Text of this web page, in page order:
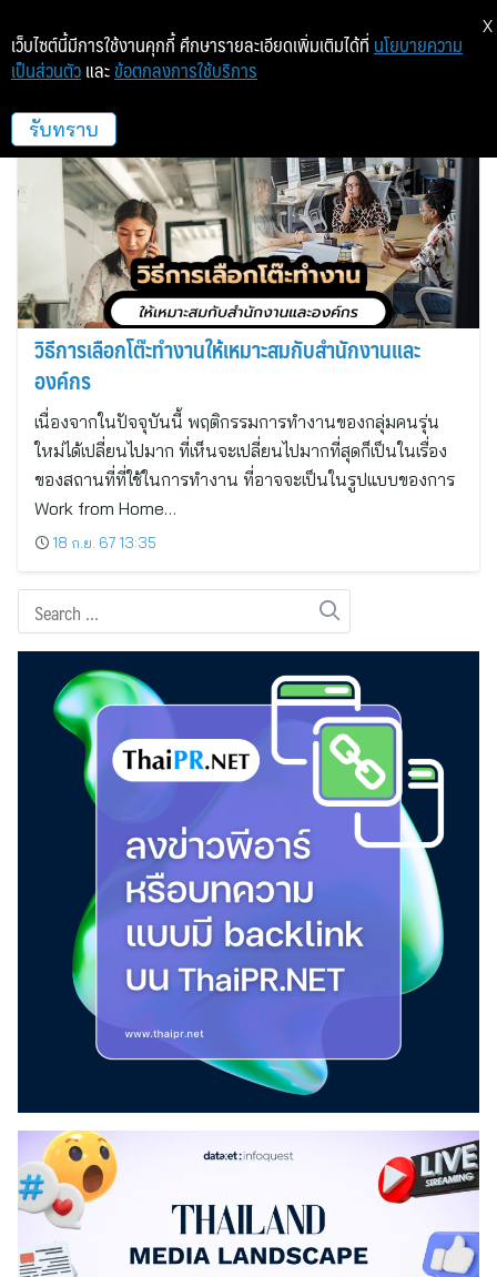
โอฟิซุ
วิธีการเลือกโต๊ะทำงานให้เหมาะสมกับสำนักงานและ
องค์กร
เนื่องจากในปัจจุบันนี้ พฤติกรรมการทำงานของกลุ่มคนรุ่น
ใหม่ได้เปลี่ยนไปมาก ที่เห็นจะเปลี่ยนไปมากที่สุดก็เป็นในเรื่อง
ของสถานที่ที่ใช้ในการทำงาน ที่อาจจะเป็นในรูปแบบของการ
Work from Home…
18 ก.ย. 67 13:35
เว็บไซต์นี้มีการใช้งานคุกกี้ ศึกษารายละเอียดเพิ่มเติมได้ที่ นโยบายความ
เป็นส่วนตัว และ ข้อตกลงการใช้บริการ
รับทราบ
X